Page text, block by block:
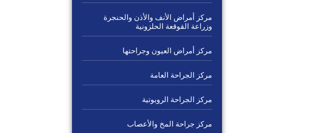
مركز أمراض الأنف والأذن والحنجرة
وزراعة القوقعة الحلزونية
مركز أمراض العيون وجراحتها
مركز الجراحة العامة
مركز الجراحة الروبوتية
مركز جراحة المخ والأعصاب